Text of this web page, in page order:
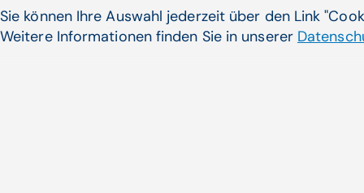
Sie können Ihre Auswahl jederzeit über den Link
Weitere Informationen finden Sie in unserer